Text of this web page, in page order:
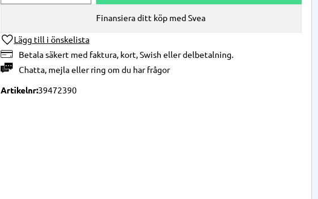
Lägg till i önskelista
Betala säkert med faktura, kort, Swish eller delbetalning.
Chatta, mejlaellerring om du har frågor
Finansiera ditt köp med Svea
Artikelnr39472390